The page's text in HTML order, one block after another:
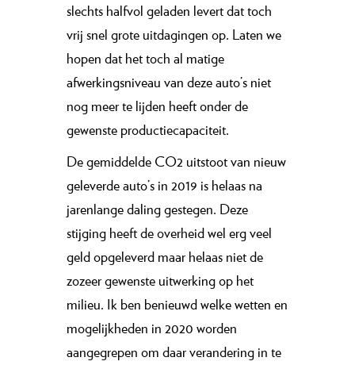
slechts halfvol geladen levert dat toch
vrij snel grote uitdagingen op. Laten we
hopen dat het toch al matige
afwerkingsniveau van deze auto’s niet
nog meer te lijden heeft onder de
gewenste productiecapaciteit.
De gemiddelde CO2 uitstoot van nieuw
geleverde auto’s in 2019 is helaas na
jarenlange daling gestegen. Deze
stijging heeft de overheid wel erg veel
geld opgeleverd maar helaas niet de
zozeer gewenste uitwerking op het
milieu. Ik ben benieuwd welke wetten en
mogelijkheden in 2020 worden
aangegrepen om daar verandering in te